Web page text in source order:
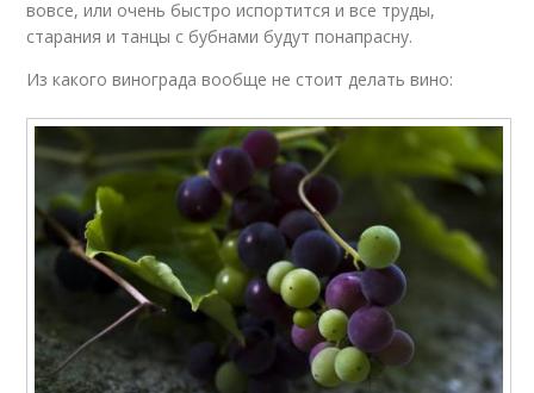
вовсе, или очень быстро испортится и все труды,
старания и танцы с бубнами будут понапрасну.
Из какого винограда вообще не стоит делать вино: